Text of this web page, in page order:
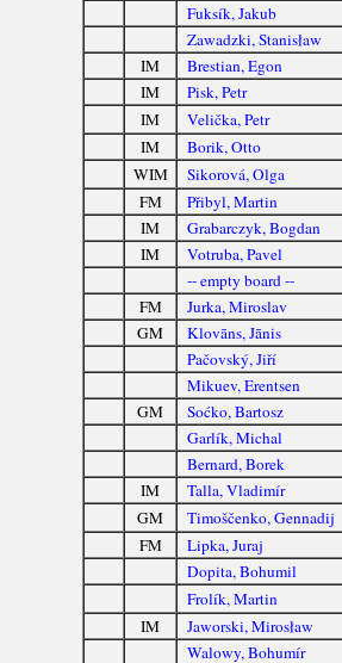
Fuksík, Jakub
Zawadzki, Stanisław
IM
Brestian, Egon
IM
Pisk, Petr
IM
Velička, Petr
IM Borik, Otto
WIM
Sikorová, Olga
FM Přibyl, Martin
IM
Grabarczyk, Bogdan
IM
Votruba, Pavel
-- empty board --
FM
Jurka, Miroslav
GM
Klovāns, Jānis
Pačovský, Jiří
Mikuev, Erentsen
GM
Soćko, Bartosz
Garlík, Michal
Bernard, Borek
IM
Talla, Vladimír
GM
Timoščenko, Gennadij
FM Lipka, Juraj
Dopita, Bohumil
Frolík, Martin
IM Jaworski, Mirosław
Walowy, Bohumír